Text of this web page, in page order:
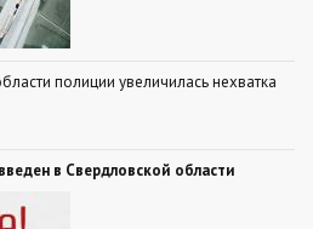
полиции увеличилась нехватка
в Свердловской области